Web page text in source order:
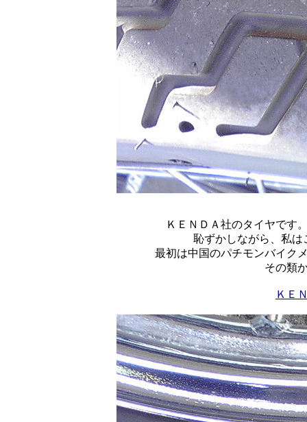
ＫＥＮＤＡ社のタイヤです
恥ずかしながら、私
最初は中国のパチモンバイク
その類
ＫＥ